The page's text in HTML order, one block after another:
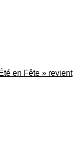
en Fête » revient